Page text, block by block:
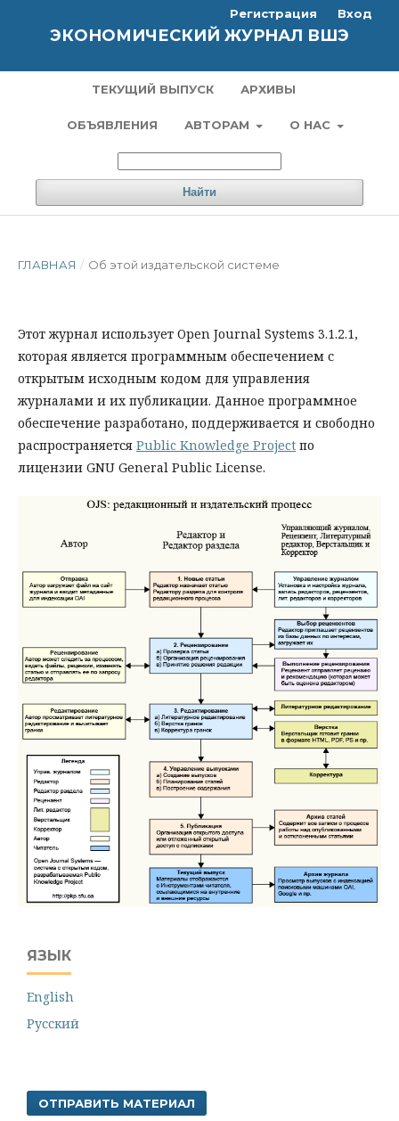
ЭКОНОМИЧЕСКИЙ ЖУРНАЛ ВШЭ
ТЕКУЩИЙ ВЫПУСК АРХИВЫ
ОБЪЯВЛЕНИЯ АВТОРАМ О НАС
Найти
Регистрация Вход
ГЛАВНАЯ / Об этой издательской системе
Этот журнал использует Open Journal Systems 3.1.2.1,
которая является программным обеспечением с
открытым исходным кодом для управления
журналами и их публикации. Данное программное
обеспечение разработано, поддерживается и свободно
распространяется Public Knowledge Project по
лицензии GNU General Public License.
ЯЗЫК
English
Русский
ОТПРАВИТЬ МАТЕРИАЛ